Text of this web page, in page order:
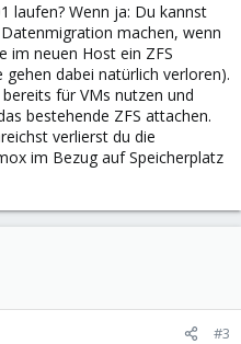
laufen? Wenn ja: Du kannst
machen, wenn
im neuen Host ein ZFS
dabei natürlich verloren).
für VMs nutzen und
bestehende ZFS attachen.
verlierst du die
im Bezug auf Speicherplatz
#3